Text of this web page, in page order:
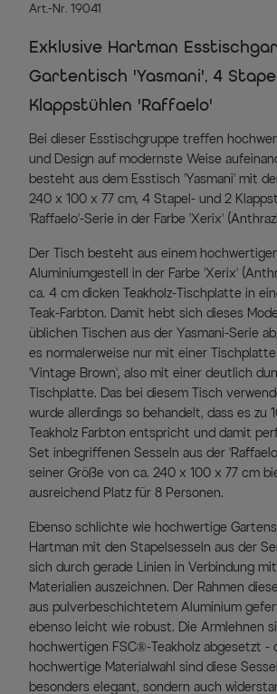
Art.-Nr. 19041
Exklusive Hartman
Gartentisch 'Yasmani', 4
Klappstühlen 'Raffaelo'
Bei dieser Esstischgruppe treffen
und Design auf modernste Weise
besteht aus dem Esstisch 'Yasmani' mit
240 x 100 x 77 cm, 4 Stapel- und 2
'Raffaelo'-Serie in der Farbe 'Xerix'
Der Tisch besteht aus einem
Aluminiumgestell in der Farbe 'Xerix'
ca. 4 cm dicken Teakholz-Tischplatte in
Teak-Farbton. Damit hebt sich dieses
üblichen Tischen aus der Yasmani-Serie
es normalerweise nur mit einer
'Vintage Brown', also mit einer deutlich
Tischplatte. Das bei diesem Tisch
wurde allerdings so behandelt, dass es zu
Teakholz Farbton entspricht und damit
Set inbegriffenen Sesseln aus der
seiner Größe von ca. 240 x 100 x 77 cm
ausreichend Platz für 8 Personen.
Ebenso schlichte wie hochwertige
Hartman mit den Stapelsesseln aus der
sich durch gerade Linien in Verbindung
Materialien auszeichnen. Der Rahmen
aus pulverbeschichtetem Aluminium
ebenso leicht wie robust. Die Armlehnen
hochwertigen FSC®-Teakholz abgesetzt -
hochwertige Materialwahl sind diese
besonders elegant, sondern auch